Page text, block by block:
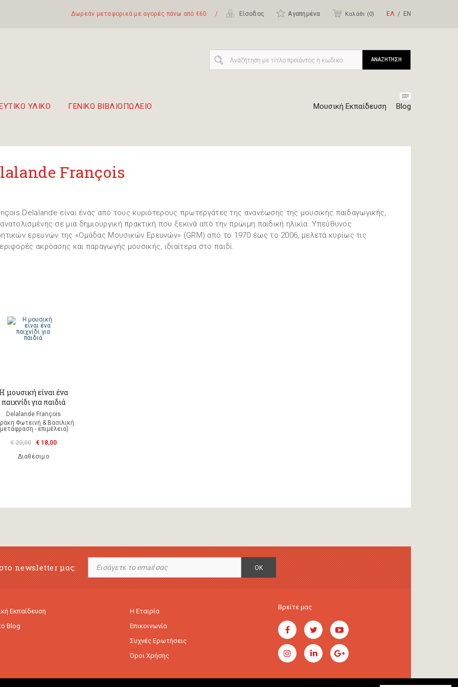
Δωρεάν μεταφορικά με αγορές πάνω από €60 / Είσοδος Αγαπημένα Καλάθι (0) ΕΛ ΕΝ
ΥΛΙΚΟ ΓΕΝΙΚΟ ΒΙΒΛΙΟΠΩΛΕΙΟ Μουσική Εκπαίδευση Blog
ΑΝΑΖΗΤΗΣΗ
François
Delalande είναι ένας από τους κυριότερους πρωτεργάτες της ανανέωσης της μουσικής παιδαγωγικής,
σε μια δημιουργική πρακτική που ξεκινά από την πρώιμη παιδική ηλικία. Υπεύθυνος
ερευνών της «Ομάδας Μουσικών Ερευνών» (GRM) από το 1970 έως το 2006, μελετά κυρίως τις
ακρόασης και παραγωγής μουσικής, ιδιαίτερα στο παιδί.
H μουσική είναι ένα
παιχνίδι για παιδιά
Delalande François
Φωτεινή & Βασιλική
- επιμέλεια)
€ 20,00
€ 18,00
Διαθέσιμο
newsletter μας: OK
Εκπαίδευση
Blog
Η Εταιρία
Επικοινωνία
Συχνές Ερωτήσεις
Όροι Χρήσης
Βρείτε μας